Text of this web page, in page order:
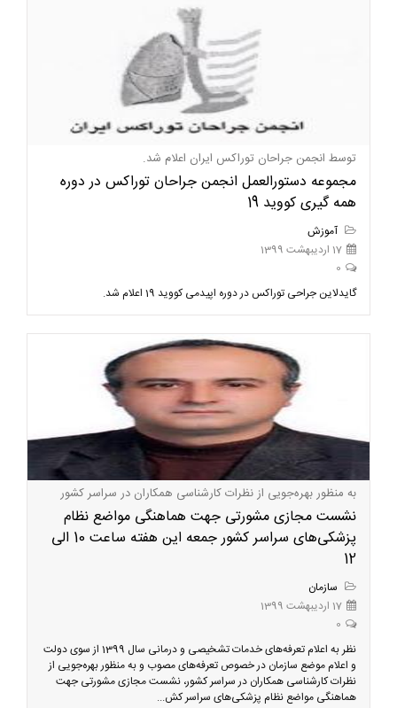
توسط انجمن جراحان توراکس ایران اعلام شد.
مجموعه دستورالعمل انجمن جراحان توراکس در دوره
همه گیری کووید 19
آموزش
17 اردیبهشت 1399
0
گایدلاین جراحی توراکس در دوره اپیدمی کووید 19 اعلام شد.
به منظور بهره‌جویی از نظرات کارشناسی همکاران در سراسر کشور
نشست مجازی مشورتی جهت هماهنگی مواضع نظام
پزشکی‌های سراسر کشور جمعه این هفته ساعت 10 الی
12
سازمان
17 اردیبهشت 1399
0
نظر به اعلام تعرفه‌های خدمات تشخیصی و درمانی سال 1399 از سوی دولت
و اعلام موضع سازمان در خصوص تعرفه‌های مصوب و به منظور بهره‌جویی از
نظرات کارشناسی همکاران در سراسر کشور، نشست مجازی مشورتی جهت
هماهنگی مواضع نظام پزشکی‌های سراسر کش...